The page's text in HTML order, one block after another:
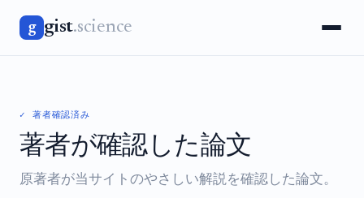
g gist.science
✓ 著者確認済み
著者が確認した論文
原著者が当サイトのやさしい解説を確認した論文。